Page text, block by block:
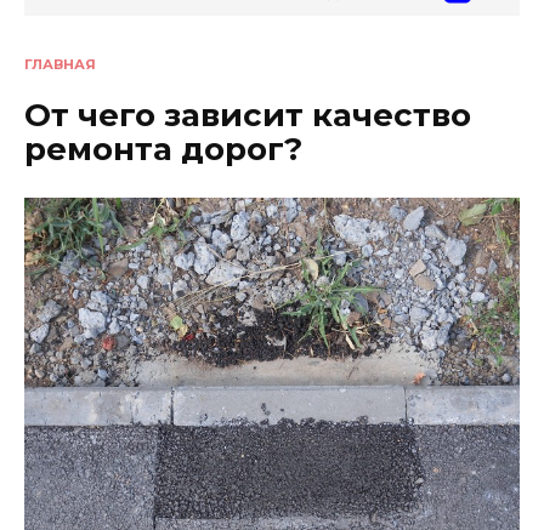
ГЛАВНАЯ
От чего зависит качество
ремонта дорог?